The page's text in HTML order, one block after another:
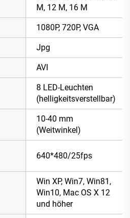
M, 12 M, 16 M
1080P, 720P, VGA
Jpg
AVI
8 LED-Leuchten
(helligkeitsverstellbar)
10-40 mm
(Weitwinkel)
640*480/25fps
Win XP, Win7, Win81,
Win10, Mac OS X 12
und höher